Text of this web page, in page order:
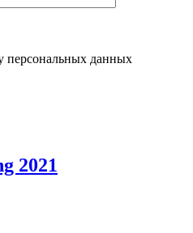
персональных данных
2021